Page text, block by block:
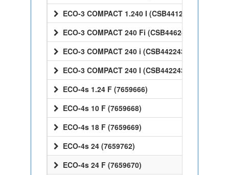
ECO-3 COMPACT 1.240 I (CSB44124368)
ECO-3 COMPACT 240 Fi (CSB44624368)
ECO-3 COMPACT 240 i (CSB44224368)
ECO-3 COMPACT 240 I (CSB44224368)
ECO-4s 1.24 F (7659666)
ECO-4s 10 F (7659668)
ECO-4s 18 F (7659669)
ECO-4s 24 (7659762)
ECO-4s 24 F (7659670)